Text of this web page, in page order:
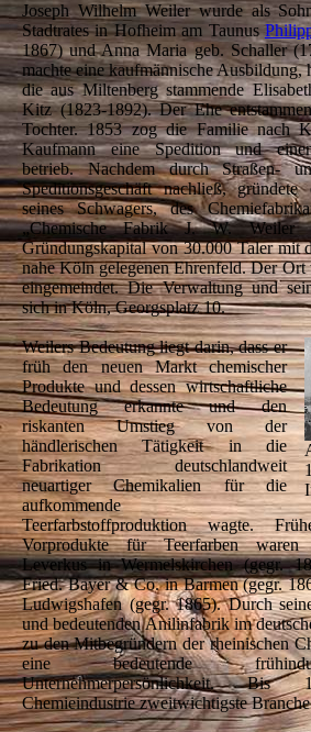
Joseph Wilhelm Weiler wurde als
Stadtrates in Hofheim am Taunus
1867) und Anna Maria geb. Schaller
machte eine kaufmännische Ausbildung,
die aus Miltenberg stammende
Kitz (1823-1892). Der Ehe
Tochter. 1853 zog die Familie nach
Kaufmann eine Spedition und
betrieb. Nachdem durch Straßen-
Speditionsgeschäft nachließ,
seines Schwagers, des
„Chemische Fabrik J. W.
Gründungskapital von 30.000 Taler mit
nahe Köln gelegenen Ehrenfeld. Der
eingemeindet. Die Verwaltung und
sich in Köln, Georgsplatz 10.
Weilers Bedeutung liegt darin, dass er
früh den neuen Markt chemischer
Produkte und dessen wirtschaftliche
Bedeutung erkannte und den
riskanten Umstieg von der
händlerischen Tätigkeit in die
Fabrikation deutschlandweit
neuartiger Chemikalien für die
aufkommende
Teerfarbstoffproduktion wagte.
Vorprodukte für Teerfarben waren
Leverkus in Wermelskirchen (gegr.
Fried. Bayer & Co. in Barmen (gegr.
Ludwigshafen (gegr. 1865). Durch
und bedeutenden Anilinfabrik im
zu den Mitbegründern der rheinischen
eine bedeutende
Unternehmerpersönlichkeit.
Chemieindustrie zweitwichtigste